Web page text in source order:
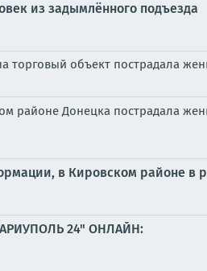
из задымлённого подъезда
торговый объект пострадала
районе Донецка пострадала
в Кировском районе в
24" ОНЛАЙН: